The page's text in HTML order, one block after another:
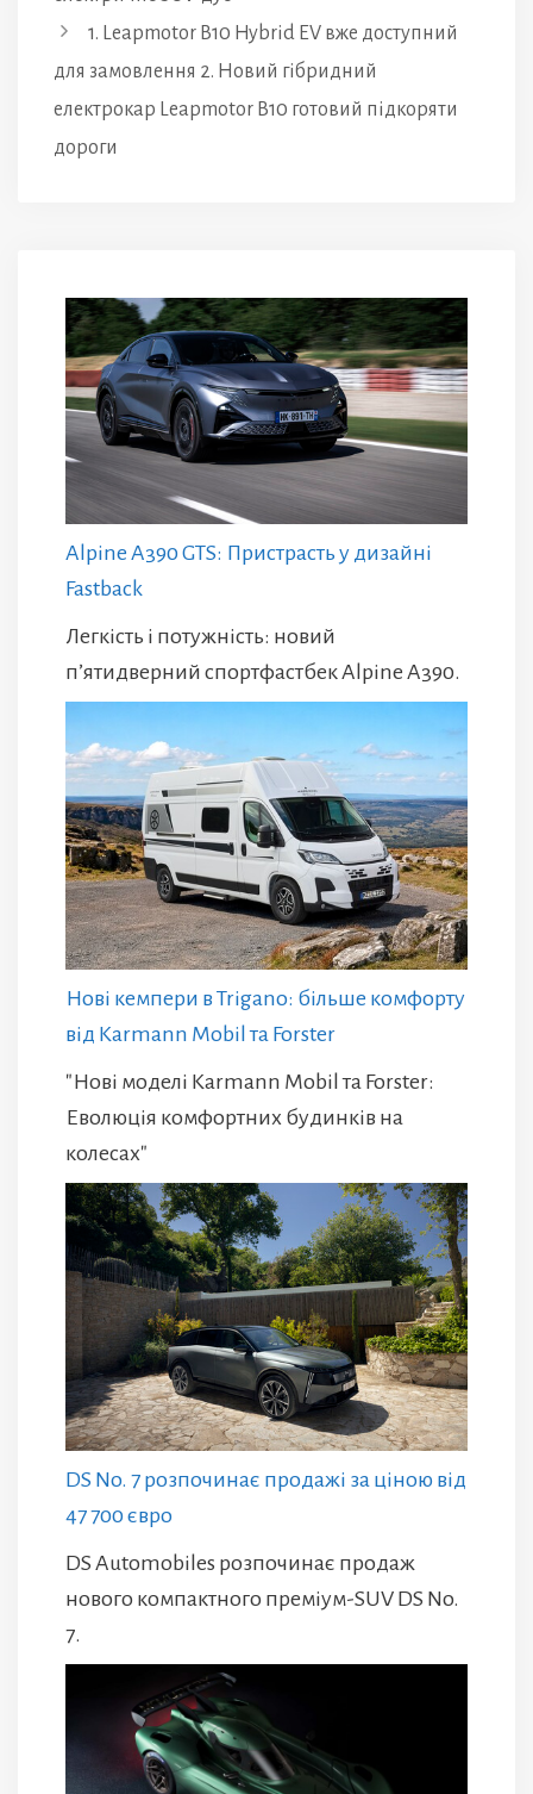
1. Leapmotor B10 Hybrid EV вже доступний
для замовлення 2. Новий гібридний
електрокар Leapmotor B10 готовий підкоряти
дороги
Alpine A390 GTS: Пристрасть у дизайні
Fastback
Легкість і потужність: новий
п’ятидверний спортфастбек Alpine A390.
Нові кемпери в Trigano: більше комфорту
від Karmann Mobil та Forster
"Нові моделі Karmann Mobil та Forster:
Еволюція комфортних будинків на
колесах"
DS No. 7 розпочинає продажі за ціною від
47 700 євро
DS Automobiles розпочинає продаж
нового компактного преміум-SUV DS No.
7.